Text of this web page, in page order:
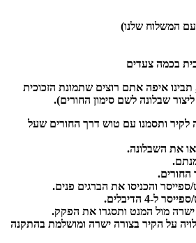
המשלוח שלנו)
בכמה צעדים
איפה אתם רוצים שתמונת הזכוכית
שבלונה לשם סימון החורים).
לקיר ותסמנו עם טוש דרך החורים שעל
או את השבלונה.
והכניסו את הברגים פנים.
4 הדיבלים.
מול המנט ותסגרו את הפקק.
על הקיר בצורה ישרה ומושלמת בהתקנה